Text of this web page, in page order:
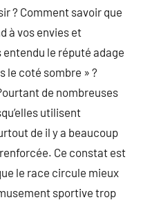
? Comment savoir que
à vos envies et
entendu le réputé adage
le coté sombre » ?
de nombreuses
utilisent
de il y a beaucoup
Ce constat est
le race circule mieux
sportive trop